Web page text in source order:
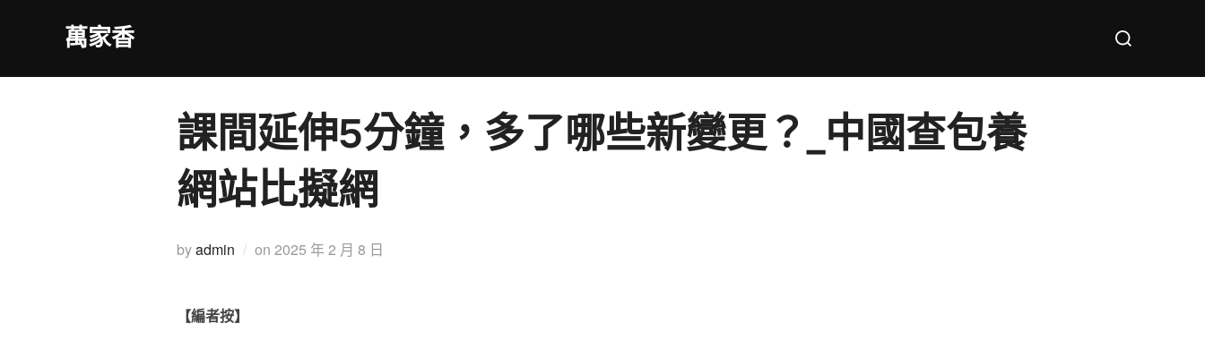
萬家香
Search
for:
課間延伸5分鐘，多了哪些新變更？_中國查包養
網站比擬網
byadmin on Posted
2025 年 2 月 8 日
【編者按】